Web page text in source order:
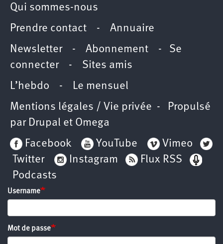
Qui sommes-nous
Prendre contact - Annuaire
Newsletter - Abonnement - Se
connecter- Sites amis
L’hebdo - Le mensuel
Mentions légales / Vie privée - Propulsé
par Drupal et Omega
Facebook
YouTube
Vimeo
Twitter
Instagram
Flux RSS
Podcasts
Username
Mot de passe